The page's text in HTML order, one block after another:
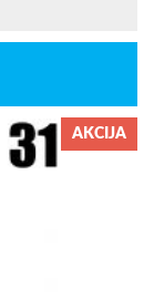
AKCIJA